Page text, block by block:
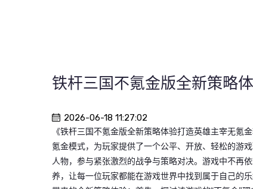
铁杆三国不氪金版全新策略
2026-06-18 11:27:02
《铁杆三国不氪金版全新策略体验打造英雄主宰无氪
氪金模式，为玩家提供了一个公平、开放、轻松的游
人物，参与紧张激烈的战争与策略对决。游戏中不再
养，让每一位玩家都能在游戏世界中找到属于自己的